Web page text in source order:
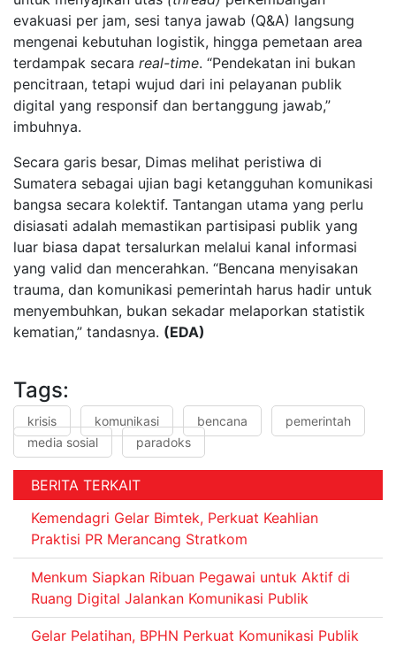
evakuasi per jam, sesi tanya jawab (Q&A) langsung
mengenai kebutuhan logistik, hingga pemetaan area
terdampak secara real-time. “Pendekatan ini bukan
pencitraan, tetapi wujud dari ini pelayanan publik
digital yang responsif dan bertanggung jawab,”
imbuhnya.
Secara garis besar, Dimas melihat peristiwa di
Sumatera sebagai ujian bagi ketangguhan komunikasi
bangsa secara kolektif. Tantangan utama yang perlu
disiasati adalah memastikan partisipasi publik yang
luar biasa dapat tersalurkan melalui kanal informasi
yang valid dan mencerahkan. “Bencana menyisakan
trauma, dan komunikasi pemerintah harus hadir untuk
menyembuhkan, bukan sekadar melaporkan statistik
kematian,” tandasnya. (EDA)
Tags:
krisis komunikasi bencana
pemerintah
media sosial
paradoks
BERITA TERKAIT
Kemendagri Gelar Bimtek, Perkuat Keahlian
Praktisi PR Merancang Stratkom
Menkum Siapkan Ribuan Pegawai untuk Aktif di
Ruang Digital Jalankan Komunikasi Publik
Gelar Pelatihan, BPHN Perkuat Komunikasi Publik